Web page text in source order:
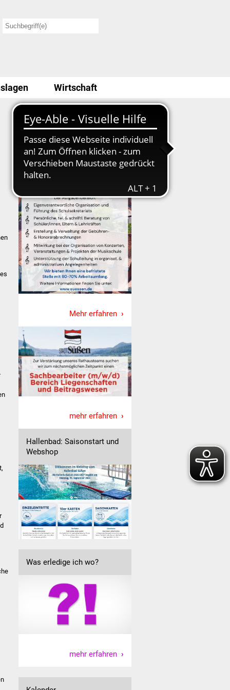
Wirtschaft
Stellenausschreibung
Mehr erfahren
mehr erfahren
Hallenbad: Saisonstart und
Webshop
Was erledige ich wo?
mehr erfahren